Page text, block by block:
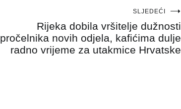
SLJEDEĆI
Rijeka dobila vršitelje dužnosti
pročelnika novih odjela, kafićima dulje
radno vrijeme za utakmice Hrvatske